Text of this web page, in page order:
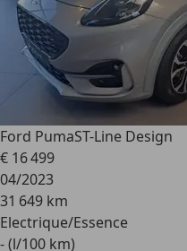
Ford PumaST-Line Design
€ 16 499
04/2023
31 649 km
Electrique/Essence
- (l/100 km)